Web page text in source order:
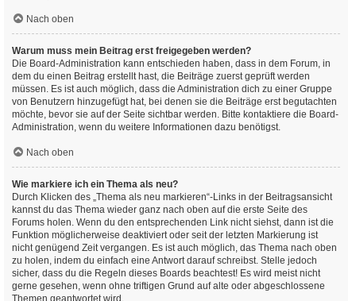
Nach oben
Warum muss mein Beitrag erst freigegeben werden?
Die Board-Administration kann entschieden haben, dass in dem Forum, in
dem du einen Beitrag erstellt hast, die Beiträge zuerst geprüft werden
müssen. Es ist auch möglich, dass die Administration dich zu einer Gruppe
von Benutzern hinzugefügt hat, bei denen sie die Beiträge erst begutachten
möchte, bevor sie auf der Seite sichtbar werden. Bitte kontaktiere die Board-
Administration, wenn du weitere Informationen dazu benötigst.
Nach oben
Wie markiere ich ein Thema als neu?
Durch Klicken des „Thema als neu markieren“-Links in der Beitragsansicht
kannst du das Thema wieder ganz nach oben auf die erste Seite des
Forums holen. Wenn du den entsprechenden Link nicht siehst, dann ist die
Funktion möglicherweise deaktiviert oder seit der letzten Markierung ist
nicht genügend Zeit vergangen. Es ist auch möglich, das Thema nach oben
zu holen, indem du einfach eine Antwort darauf schreibst. Stelle jedoch
sicher, dass du die Regeln dieses Boards beachtest! Es wird meist nicht
gerne gesehen, wenn ohne triftigen Grund auf alte oder abgeschlossene
Themen geantwortet wird.